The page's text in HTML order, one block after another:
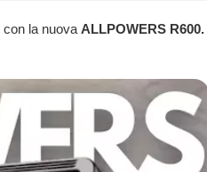
con la nuova ALLPOWERS R600.